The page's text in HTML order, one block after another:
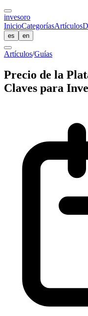
invesoro
InicioCategoríasArtículos
es en
Artículos/Guías
Precio de la
Claves para